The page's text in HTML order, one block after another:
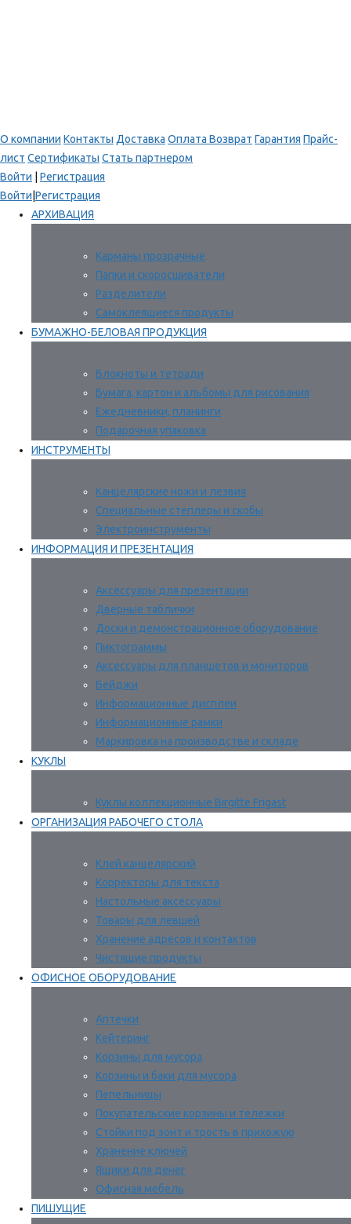
О компании Контакты Доставка Оплата Возврат Гарантия Прайс-
лист Сертификаты Стать партнером
Войти
Регистрация
Войти Регистрация
АРХИВАЦИЯ
Карманы прозрачные
Папки и скоросшиватели
Разделители
Самоклеящиеся продукты
БУМАЖНО-БЕЛОВАЯ ПРОДУКЦИЯ
Блокноты и тетради
Бумага, картон и альбомы для рисования
Ежедневники, планинги
Подарочная упаковка
ИНСТРУМЕНТЫ
Канцелярские ножи и лезвия
Специальные степлеры и скобы
Электроинструменты
ИНФОРМАЦИЯ И ПРЕЗЕНТАЦИЯ
Аксессуары для презентации
Дверные таблички
Доски и демонстрационное оборудование
Пиктограммы
Аксессуары для планшетов и мониторов
Бейджи
Информационные дисплеи
Информационные рамки
Маркировка на производстве и складе
КУКЛЫ
Куклы коллекционные Birgitte Frigast
ОРГАНИЗАЦИЯ РАБОЧЕГО СТОЛА
Клей канцелярский
Корректоры для текста
Настольные аксессуары
Товары для левшей
Хранение адресов и контактов
Чистящие продукты
ОФИСНОЕ ОБОРУДОВАНИЕ
Аптечки
Кейтеринг
Корзины для мусора
Корзины и баки для мусора
Пепельницы
Покупательские корзины и тележки
Стойки под зонт и трость в прихожую
Хранение ключей
Ящики для денег
Офисная мебель
ПИШУЩИЕ